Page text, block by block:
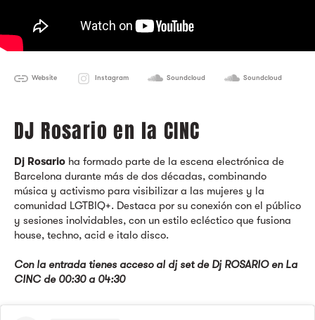
Website Instagram Soundcloud Soundcloud
DJ Rosario en la CINC
Dj Rosario ha formado parte de la escena electrónica de
Barcelona durante más de dos décadas, combinando
música y activismo para visibilizar a las mujeres y la
comunidad LGTBIQ+. Destaca por su conexión con el público
y sesiones inolvidables, con un estilo ecléctico que fusiona
house, techno, acid e italo disco.
Con la entrada tienes acceso al dj set de Dj ROSARIO en La
CINC de 00:30 a 04:30